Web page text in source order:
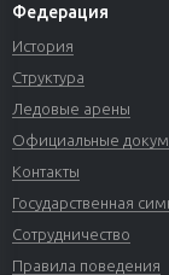
Федерация
История
Структура
Ледовые арены
Официальные
Контакты
Государственная
Сотрудничество
Правила поведения